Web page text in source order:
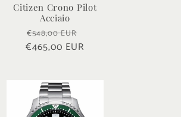
Citizen Crono Pilot
Acciaio
Prezzo
di
€548,00 EUR
scontato
€465,00 EUR